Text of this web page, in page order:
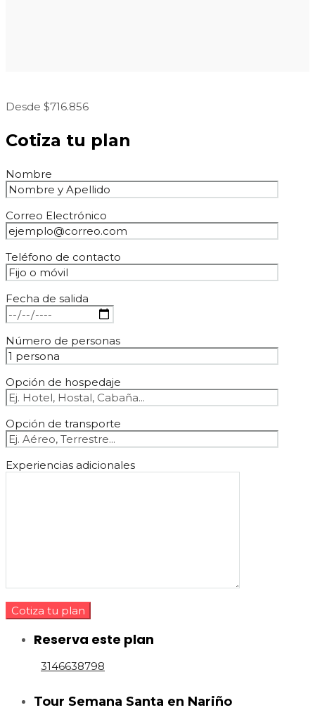
Desde $716.856
Cotiza tu plan
Nombre
Correo Electrónico
Teléfono de contacto
Fecha de salida
Número de personas
Opción de hospedaje
Opción de transporte
Experiencias adicionales
Reserva este plan
3146638798
Tour Semana Santa en Nariño